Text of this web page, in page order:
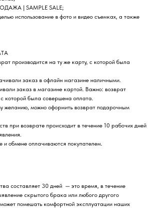
| SAMPLE SALE;
использование в фото и видео съемках, а также
производится на ту же карту, с которой была
заказ в офлайн магазине наличными.
заказ в магазине картой. Важно: возврат
которой была совершена оплата.
желанию, можно оформить возврат подарочным
при возврате происходит в течение 10 рабочих дней
и обмене оплачиваются покупателем.
составляет 30 дней — это время, в течение
скрытого брака или любого другого
помешать комфортной эксплуатации наших